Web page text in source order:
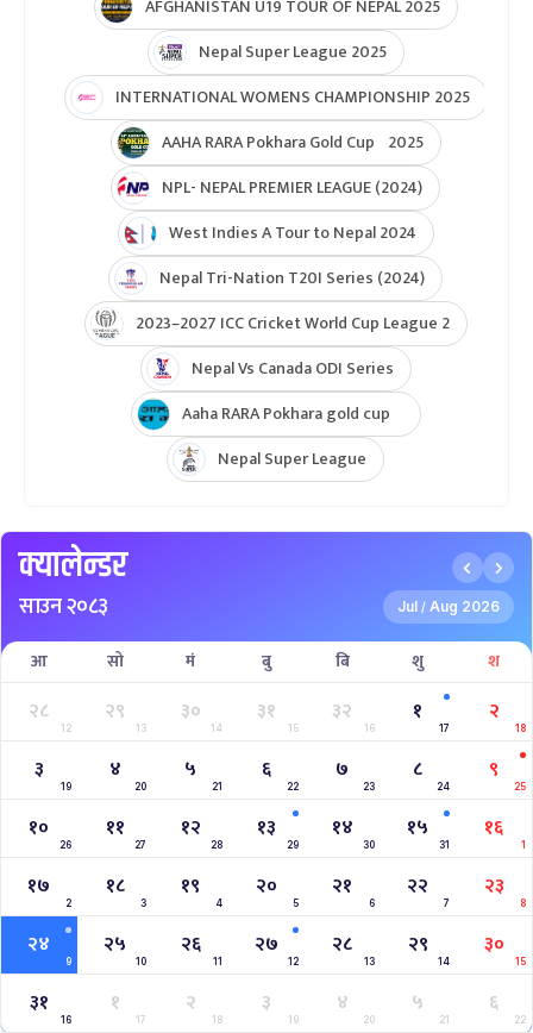
AFGHANISTAN U19 TOUR OF NEPAL 2025
Nepal Super League 2025
INTERNATIONAL WOMENS CHAMPIONSHIP 2025
AAHA RARA Pokhara Gold Cup 2025
NPL- NEPAL PREMIER LEAGUE (2024)
West Indies A Tour to Nepal 2024
Nepal Tri-Nation T20I Series (2024)
2023–2027 ICC Cricket World Cup League 2
Nepal Vs Canada ODI Series
Aaha RARA Pokhara gold cup
Nepal Super League
क्यालेन्डर
साउन २०८३ Jul / Aug 2026
आ सो मं बु बि शु श
२८
12
२९
13
३०
14
३१
15
३२
16
१
17
२
18
३
19
४
20
५
21
६
22
७
23
८
24
९
25
१०
26
११
27
१२
28
१३
29
१४
30
१५
31
१६
1
१७
2
१८
3
१९
4
२०
5
२१
6
२२
7
२३
8
२४
9
२५
10
२६
11
२७
12
२८
13
२९
14
३०
15
३१
16
१
17
२
18
३
19
४
20
५
21
६
22